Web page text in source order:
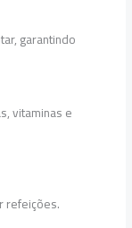
garantindo
vitaminas e
refeições.